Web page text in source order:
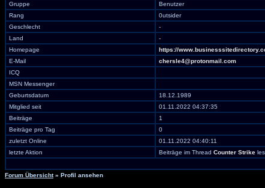
Gruppe
Benutzer
Rang
0utsider
Geschlecht
-
Land
-
Homepage
https://
E-Mail
chersle4@protonmail.com
ICQ
MSN Messenger
Geburtsdatum
18.12.1989
Mitglied seit
01.11.2022 04:37:35
Beiträge
1
Beiträge pro Tag
0
zuletzt Online
01.11.2022 04:40:11
letzte Aktion
Beiträge im Thread Counter Strike
Forum Übersicht» Profil ansehen